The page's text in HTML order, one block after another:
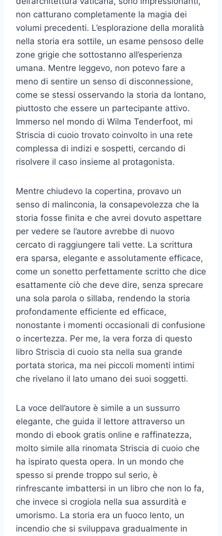
non catturano completamente la magia dei
volumi precedenti. L’esplorazione della moralità
nella storia era sottile, un esame pensoso delle
zone grigie che sottostanno all’esperienza
umana. Mentre leggevo, non potevo fare a
meno di sentire un senso di disconnessione,
come se stessi osservando la storia da lontano,
piuttosto che essere un partecipante attivo.
Immerso nel mondo di Wilma Tenderfoot, mi
Striscia di cuoio trovato coinvolto in una rete
complessa di indizi e sospetti, cercando di
risolvere il caso insieme al protagonista.
Mentre chiudevo la copertina, provavo un
senso di malinconia, la consapevolezza che la
storia fosse finita e che avrei dovuto aspettare
per vedere se l’autore avrebbe di nuovo
cercato di raggiungere tali vette. La scrittura
era sparsa, elegante e assolutamente efficace,
come un sonetto perfettamente scritto che dice
esattamente ciò che deve dire, senza sprecare
una sola parola o sillaba, rendendo la storia
profondamente efficiente ed efficace,
nonostante i momenti occasionali di confusione
o incertezza. Per me, la vera forza di questo
libro Striscia di cuoio sta nella sua grande
portata storica, ma nei piccoli momenti intimi
che rivelano il lato umano dei suoi soggetti.
La voce dell’autore è simile a un sussurro
elegante, che guida il lettore attraverso un
mondo di ebook gratis online e raffinatezza,
molto simile alla rinomata Striscia di cuoio che
ha ispirato questa opera. In un mondo che
spesso si prende troppo sul serio, è
rinfrescante imbattersi in un libro che non lo fa,
che invece si crogiola nella sua assurdità e
umorismo. La storia era un fuoco lento, un
incendio che si sviluppava gradualmente in